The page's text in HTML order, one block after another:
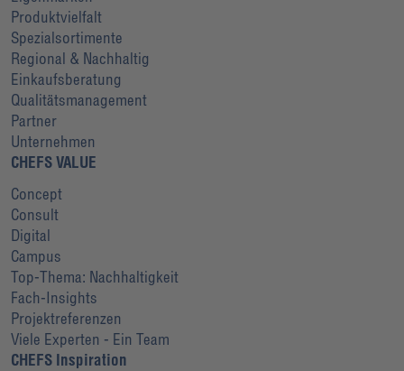
Produktvielfalt
Spezialsortimente
Regional & Nachhaltig
Einkaufsberatung
Qualitätsmanagement
Partner
Unternehmen
CHEFS VALUE
Concept
Consult
Digital
Campus
Top-Thema: Nachhaltigkeit
Fach-Insights
Projektreferenzen
Viele Experten - Ein Team
CHEFS Inspiration